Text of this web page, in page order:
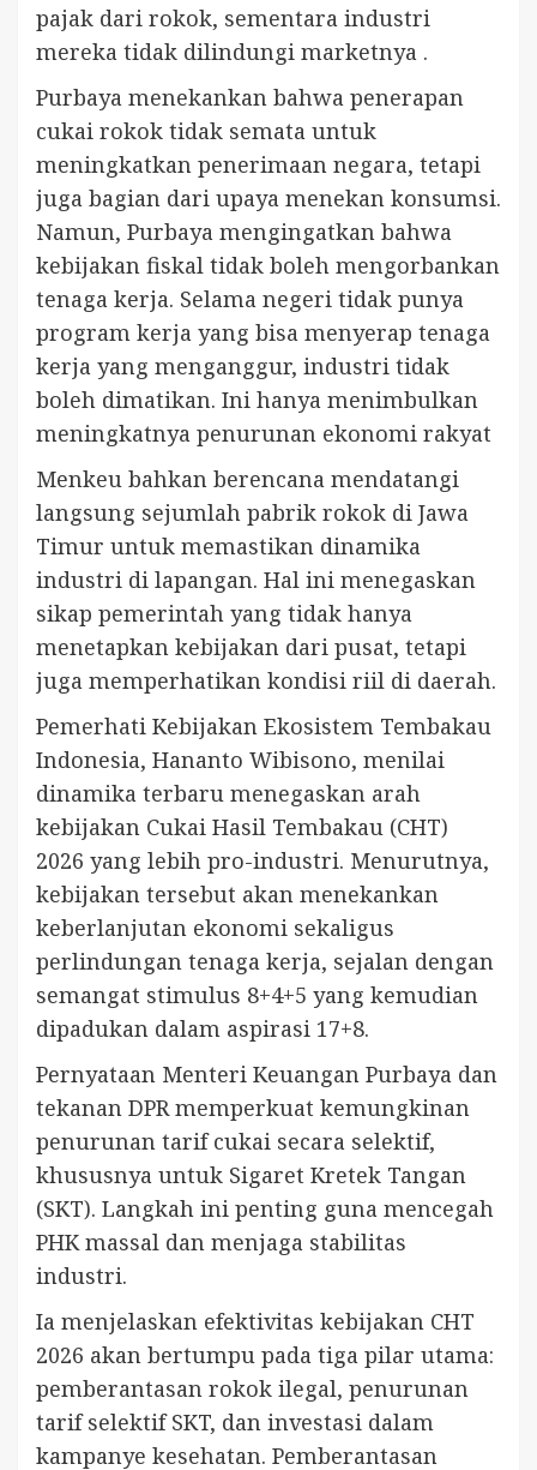
pajak dari rokok, sementara industri
mereka tidak dilindungi marketnya .
Purbaya menekankan bahwa penerapan
cukai rokok tidak semata untuk
meningkatkan penerimaan negara, tetapi
juga bagian dari upaya menekan konsumsi.
Namun, Purbaya mengingatkan bahwa
kebijakan fiskal tidak boleh mengorbankan
tenaga kerja. Selama negeri tidak punya
program kerja yang bisa menyerap tenaga
kerja yang menganggur, industri tidak
boleh dimatikan. Ini hanya menimbulkan
meningkatnya penurunan ekonomi rakyat
Menkeu bahkan berencana mendatangi
langsung sejumlah pabrik rokok di Jawa
Timur untuk memastikan dinamika
industri di lapangan. Hal ini menegaskan
sikap pemerintah yang tidak hanya
menetapkan kebijakan dari pusat, tetapi
juga memperhatikan kondisi riil di daerah.
Pemerhati Kebijakan Ekosistem Tembakau
Indonesia, Hananto Wibisono, menilai
dinamika terbaru menegaskan arah
kebijakan Cukai Hasil Tembakau (CHT)
2026 yang lebih pro-industri. Menurutnya,
kebijakan tersebut akan menekankan
keberlanjutan ekonomi sekaligus
perlindungan tenaga kerja, sejalan dengan
semangat stimulus 8+4+5 yang kemudian
dipadukan dalam aspirasi 17+8.
Pernyataan Menteri Keuangan Purbaya dan
tekanan DPR memperkuat kemungkinan
penurunan tarif cukai secara selektif,
khususnya untuk Sigaret Kretek Tangan
(SKT). Langkah ini penting guna mencegah
PHK massal dan menjaga stabilitas
industri.
Ia menjelaskan efektivitas kebijakan CHT
2026 akan bertumpu pada tiga pilar utama:
pemberantasan rokok ilegal, penurunan
tarif selektif SKT, dan investasi dalam
kampanye kesehatan. Pemberantasan